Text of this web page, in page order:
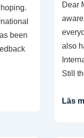
been
Dear
also
Still
Läs